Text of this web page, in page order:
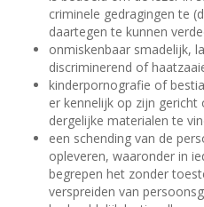
criminele gedragingen te
daartegen te kunnen
onmiskenbaar smadelijk,
discriminerend of
kinderpornografie of
er kennelijk op zijn gericht
dergelijke materialen te
een schending van de
opleveren, waaronder in
begrepen het zonder
verspreiden van